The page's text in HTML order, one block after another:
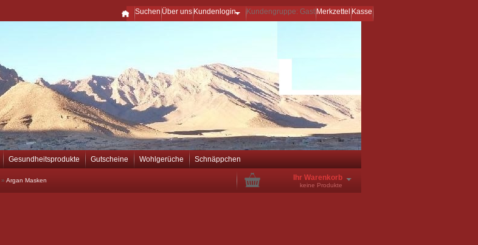
Suchen Über uns Kundenlogin Kundengruppe: Gast Merkzettel Kasse
Gesundheitsprodukte Gutscheine Wohlgerüche Schnäppchen
» Argan Masken Ihr Warenkorb
keine Produkte